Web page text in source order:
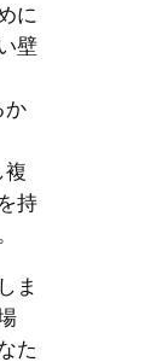
に
壁
か
複
持
ま
た